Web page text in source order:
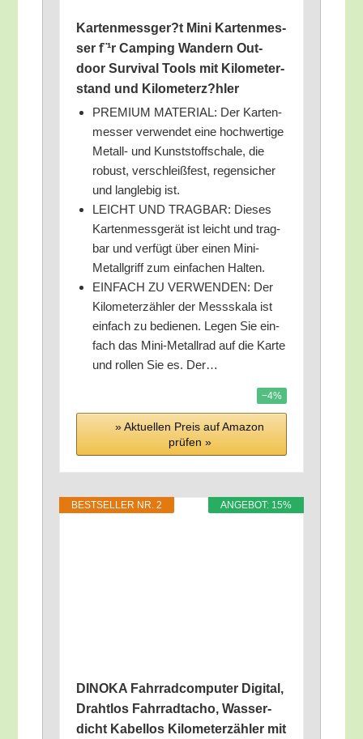
Kartenmessger?t Mini Kar­ten­mes­
ser f¨¹r Cam­ping Wan­dern Out­
door Sur­vi­val Tools mit Kilo­me­ter­
stand und Kilometerz?hler
PREMIUM MATERIAL: Der Kar­ten­
mes­ser ver­wen­det eine hoch­wer­ti­ge
Metall- und Kunst­stoff­scha­le, die
robust, ver­schleiß­fest, regen­si­cher
und lang­le­big ist.
LEICHT UND TRAGBAR: Die­ses
Kar­ten­mess­ge­rät ist leicht und trag­
bar und ver­fügt über einen Mini-
Metall­griff zum ein­fa­chen Halten.
EINFACH ZU VERWENDEN: Der
Kilo­me­ter­zäh­ler der Mess­ska­la ist
ein­fach zu bedie­nen. Legen Sie ein­
fach das Mini-Metall­rad auf die Kar­te
und rol­len Sie es. Der…
−4%
» Aktu­el­len Preis auf Ama­zon
prü­fen »
ANGE­BOT: 15%
BEST­SEL­LER NR. 2
DINOKA Fahr­rad­com­pu­ter Digi­tal,
Draht­los Fahr­rad­ta­cho, Was­ser­
dicht Kabel­los Kilo­me­ter­zäh­ler mit